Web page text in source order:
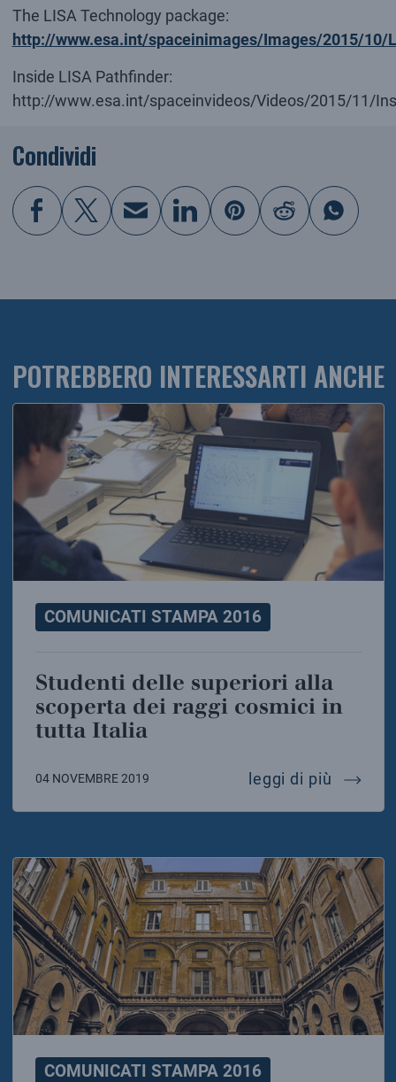
The LISA Technology package:
http://www.esa.int/spaceinimages/Images/2015/10/
Inside LISA Pathfinder:
http://www.esa.int/spaceinvideos/Videos/2015/11/
Condividi
POTREBBERO INTERESSARTI ANCHE
COMUNICATI STAMPA 2016
Studenti delle superiori alla
scoperta dei raggi cosmici in
tutta Italia
04 NOVEMBRE 2019 leggi di più
COMUNICATI STAMPA 2016